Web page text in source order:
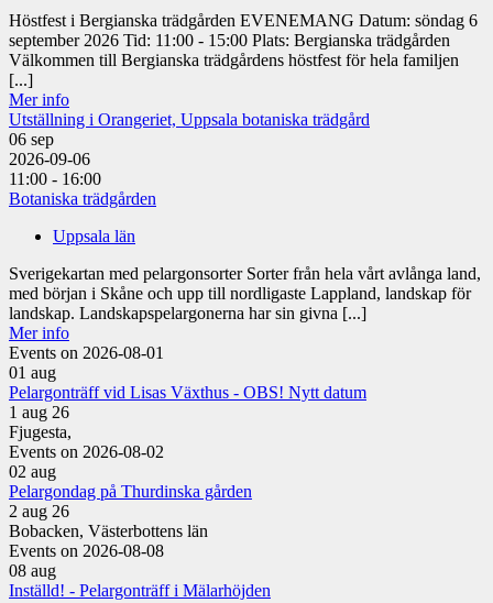
Höstfest i Bergianska trädgården EVENEMANG Datum: söndag 6
september 2026 Tid: 11:00 - 15:00 Plats: Bergianska trädgården
Välkommen till Bergianska trädgårdens höstfest för hela familjen
[...]
Mer info
Utställning i Orangeriet, Uppsala botaniska trädgård
06 sep
2026-09-06
11:00 - 16:00
Botaniska trädgården
Uppsala län
Sverigekartan med pelargonsorter Sorter från hela vårt avlånga land,
med början i Skåne och upp till nordligaste Lappland, landskap för
landskap. Landskapspelargonerna har sin givna [...]
Mer info
Events on 2026-08-01
01 aug
Pelargonträff vid Lisas Växthus - OBS! Nytt datum
1 aug 26
Fjugesta,
Events on 2026-08-02
02 aug
Pelargondag på Thurdinska gården
2 aug 26
Bobacken, Västerbottens län
Events on 2026-08-08
08 aug
Inställd! - Pelargonträff i Mälarhöjden